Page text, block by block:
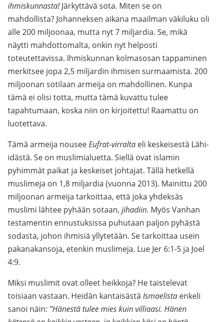
ihmiskunnasta!Järkyttävä sota. Miten se on
mahdollista? Johanneksen aikana maailman väkiluku oli
alle 200 miljoonaa, mutta nyt 7 miljardia. Se, mikä
näytti mahdottomalta, onkin nyt helposti
toteutettavissa. Ihmiskunnan kolmasosan tappaminen
merkitsee jopa 2,5 miljardin ihmisen surmaamista. 200
miljoonan sotilaan armeija on mahdollinen. Kunpa
tämä ei olisi totta, mutta tämä kuvattu tulee
tapahtumaan, koska niin on kirjoitettu! Raamattu on
luotettava.
Tämä armeija nouseeEufrat-virralta eli keskeisestä Lähi-
idästä. Se on muslimialuetta. Siellä ovat islamin
pyhimmät paikat ja keskeiset johtajat. Tällä hetkellä
muslimeja on 1,8 miljardia (vuonna 2013). Mainittu 200
miljoonan armeija tarkoittaa, että joka yhdeksäs
muslimi lähtee pyhään sotaan, jihadiin. Myös Vanhan
testamentin ennustuksissa puhutaan paljon pyhästä
sodasta, johon ihmisiä yllytetään. Se tarkoittaa usein
pakanakansoja, etenkin muslimeja. Lue Jer 6:1-5 ja Joel
4:9.
Miksi muslimit ovat olleet heikkoja? He taistelevat
toisiaan vastaan. Heidän kantaisästä Ismaelista enkeli
sanoi näin: ”Hänestä tulee mies kuin villiaasi. Hänen